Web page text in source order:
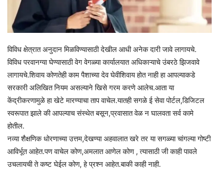
विविध क्षेत्रात अनुदान मिळविण्यासाठी देखील आधी अनेक दारी जावे लागायचे.
विविध परवानग्या घेण्यासाठी वेग वेगळ्या कार्यालयात अधिकाऱ्याचे उंबरठे झिजवावे
लागायचे.शिवाय कोणतेही काम पैशाच्या देव घेवीशिवाय होत नाही हा आपल्याकडे
सरकारी अलिखित नियम असल्याने खिसे गरम करणे आलेच.आता या
केंद्रीकरणामुळे हा खेटे मारण्याचा ताप वाचेल.यातही सगळे ई सेवा पोर्टल,डिजिटल
स्वरूपात झाले की आपल्याच संस्थेत बसून,प्रवासात वेळ न घालवता सर्व कामे
होतील.
नव्या शैक्षणिक धोरणाच्या उत्तम,देखण्या अहवालात खरे तर या सगळ्या चांगल्या गोष्टी
आविर्भूत आहेत.पण वाचेल कोण,अमलात आणेल कोण , त्यासाठी जी काही पावले
उचलायची ते कष्ट घेईल कोण, हे प्रश्न आहेत.बाकी काही नाही.